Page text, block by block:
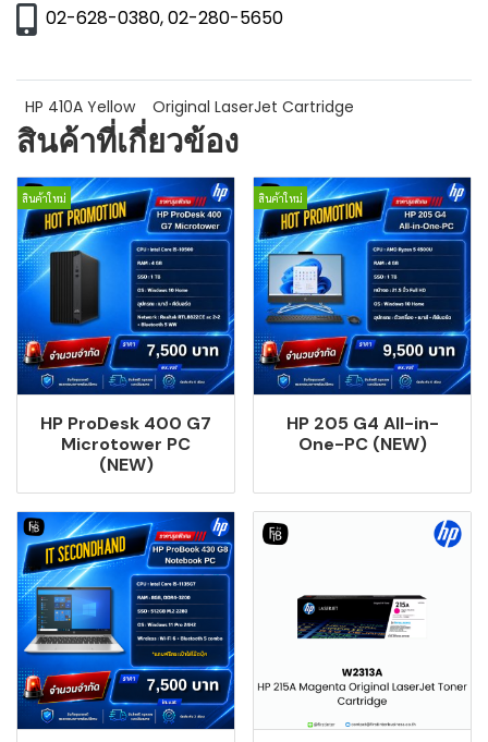
02-628-0380, 02-280-5650
HP 410A Yellow Original LaserJet Cartridge
สินค้าที่เกี่ยวข้อง
สินค้าใหม่
HP ProDesk 400 G7
Microtower PC
(NEW)
สินค้าใหม่
HP 205 G4 All-in-
One-PC (NEW)